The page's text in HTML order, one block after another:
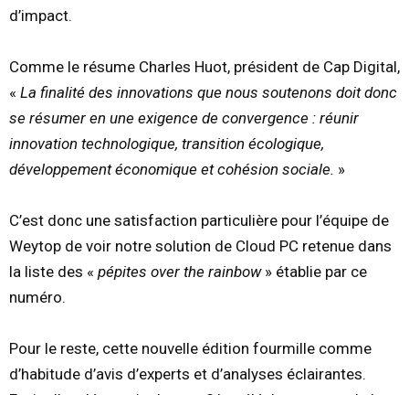
d’impact.
Comme le résume Charles Huot, président de Cap Digital,
« La finalité des innovations que nous soutenons doit donc
se résumer en une exigence de convergence : réunir
innovation technologique, transition écologique,
développement économique et cohésion sociale. »
C’est donc une satisfaction particulière pour l’équipe de
Weytop de voir notre solution de Cloud PC retenue dans
la liste des « pépites over the rainbow» établie par ce
numéro.
Pour le reste, cette nouvelle édition fourmille comme
d’habitude d’avis d’experts et d’analyses éclairantes.